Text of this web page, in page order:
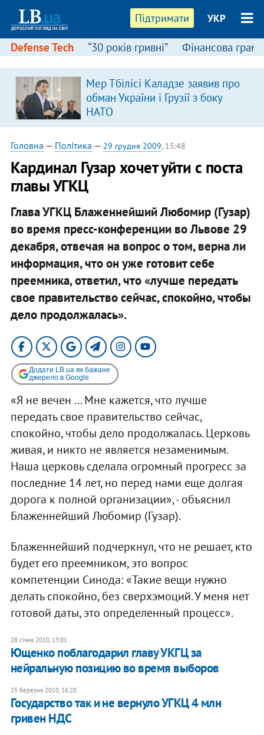
Підтримати УКР
Defense Tech “30 років гривні” Фінансова
Мер Тбілісі Каладзе заявив про
обман України і Грузії з боку
НАТО
Головна — Політика — 29 грудня 2009, 15:48
Кардинал Гузар хочет уйти с поста
главы УГКЦ
Глава УГКЦ Блаженнейший Любомир (Гузар)
во время пресс-конференции во Львове 29
декабря, отвечая на вопрос о том, верна ли
информация, что он уже готовит себе
преемника, ответил, что «лучше передать
свое правительство сейчас, спокойно, чтобы
дело продолжалась».
Додати LB.ua як бажане
джерело в Google
«Я не вечен ... Мне кажется, что лучше
передать свое правительство сейчас,
спокойно, чтобы дело продолжалась. Церковь
живая, и никто не является незаменимым.
Наша церковь сделала огромный прогресс за
последние 14 лет, но перед нами еще долгая
дорога к полной организации», - объяснил
Блаженнейший Любомир (Гузар).
Блаженнейший подчеркнул, что не решает, кто
будет его преемником, это вопрос
компетенции Синода: «Такие вещи нужно
делать спокойно, без сверхэмоций. У меня нет
готовой даты, это определенный процесс».
28 січня 2010, 13:01
Ющенко поблагодарил главу УКГЦ за
нейральную позицию во время выборов
25 березня 2010, 16:20
Государство так и не вернуло УГКЦ 4 млн
гривен НДС